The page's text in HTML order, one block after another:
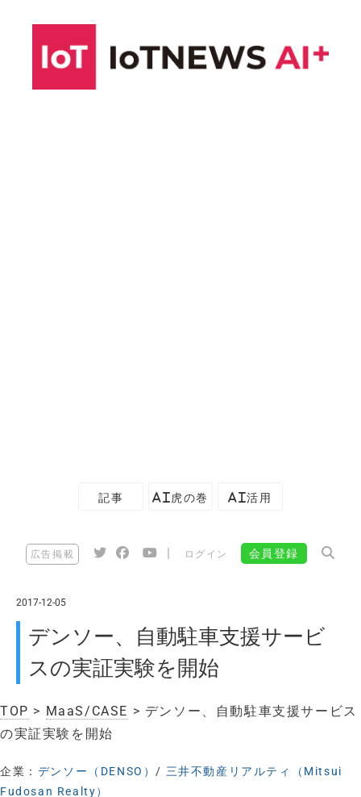
記事 AI虎の巻 AI活用
広告掲載 ログイン 会員登録
2017-12-05
デンソー、自動駐車支援サービ
スの実証実験を開始
TOP > MaaS/CASE > デンソー、自動駐車支援サービス
の実証実験を開始
企業： デンソー（DENSO）/ 三井不動産リアルティ（Mitsui
Fudosan Realty）